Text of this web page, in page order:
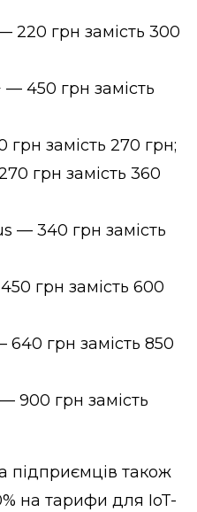
220 грн замість 300
450 грн замість
замість 270 грн;
грн замість 360
— 340 грн замість
грн замість 600
грн замість 850
900 грн замість
підприємців також
на тарифи для IoT-